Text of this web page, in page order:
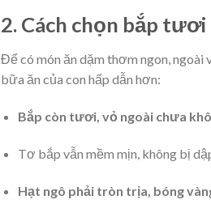
2. Cách chọn bắp
Để có món ăn dặm thơm ngon, ngoài
bữa ăn của con hấp dẫn hơn:
Bắp còn tươi, vỏ ngoài chưa
Tơ bắp vẫn mềm mịn, không bị
Hạt ngô phải tròn trịa, bóng